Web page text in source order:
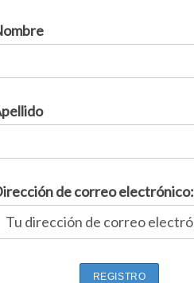
de correo electrónico: